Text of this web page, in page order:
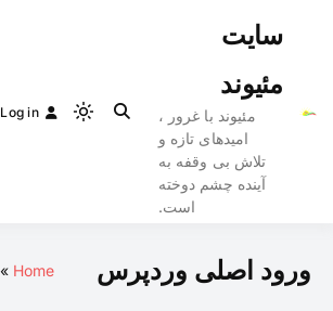
سایت
مئیوند
مئیوند با غرور ،
امیدهای تازه و
تلاش بی وقفه به
آینده چشم دوخته
است.
Light
Log in
ورود اصلی وردپرس Home